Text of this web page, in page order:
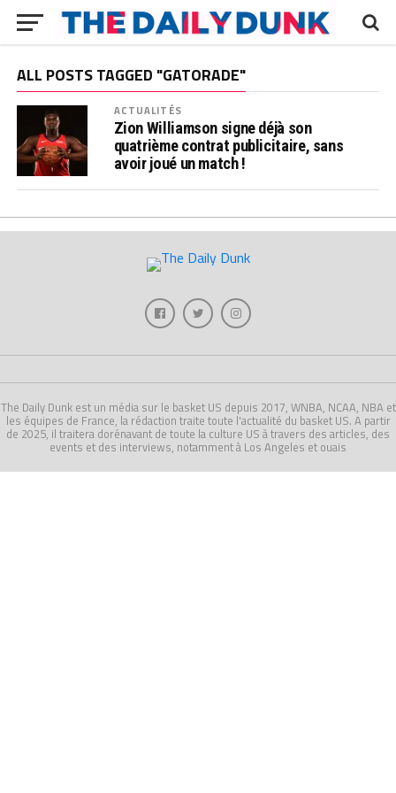
ALL POSTS TAGGED "GATORADE"
ACTUALITÉS
Zion Williamson signe déjà son
quatrième contrat publicitaire, sans
avoir joué un match !
The Daily Dunk est un média sur le basket US depuis 2017, WNBA, NCAA, NBA et
les équipes de France, la rédaction traite toute l'actualité du basket US. A partir
de 2025, il traitera dorénavant de toute la culture US à travers des articles, des
events et des interviews, notamment à Los Angeles et ouais